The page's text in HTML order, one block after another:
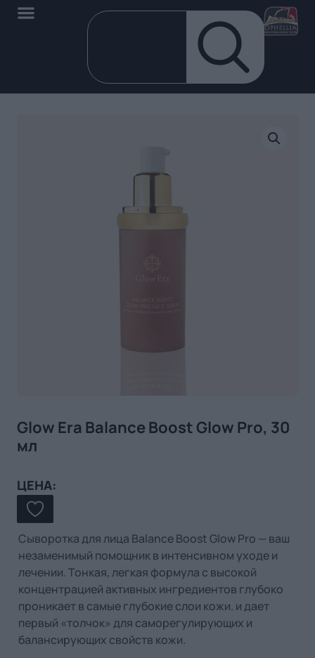
Glow Era Balance Boost Glow Pro, 30
мл
ЦЕНА:
Сыворотка для лица Balance Boost Glow Pro — ваш
незаменимый помощник в интенсивном уходе и
лечении.Тонкая, легкая формула с высокой
концентрацией активных ингредиентов глубоко
проникает в самые глубокие слои кожи. и дает
первый «толчок» для саморегулирующих и
балансирующих свойств кожи.